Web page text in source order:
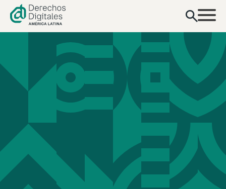
contenido